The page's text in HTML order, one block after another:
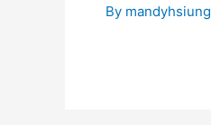
By mandyhsiung